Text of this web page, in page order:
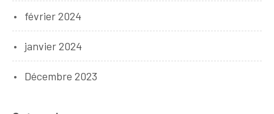
février 2024
janvier 2024
Décembre 2023